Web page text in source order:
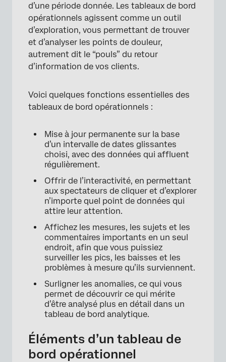
d’une période donnée. Les tableaux de bord
opérationnels agissent comme un outil
d’exploration, vous permettant de trouver
et d’analyser les points de douleur,
autrement dit le “pouls” du retour
d’information de vos clients.
Voici quelques fonctions essentielles des
tableaux de bord opérationnels :
Mise à jour permanente sur la base
d’un intervalle de dates glissantes
choisi, avec des données qui affluent
régulièrement.
Offrir de l’interactivité, en permettant
aux spectateurs de cliquer et d’explorer
n’importe quel point de données qui
attire leur attention.
Affichez les mesures, les sujets et les
commentaires importants en un seul
endroit, afin que vous puissiez
surveiller les pics, les baisses et les
problèmes à mesure qu’ils surviennent.
Surligner les anomalies, ce qui vous
permet de découvrir ce qui mérite
d’être analysé plus en détail dans un
tableau de bord analytique.
Éléments d’un tableau de
bord opérationnel